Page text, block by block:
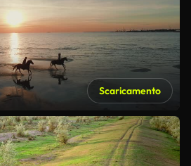
Scaricamento